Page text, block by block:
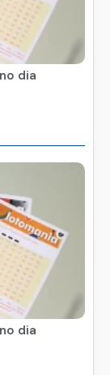
dia
dia